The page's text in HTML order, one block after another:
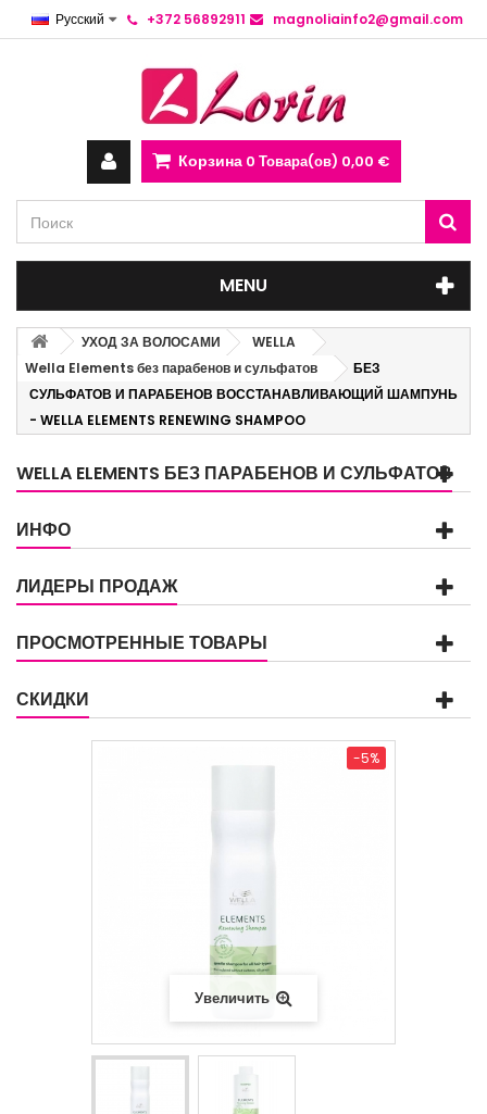
Русский +372 56892911 magnoliainfo2@gmail.com
Корзина 0 Товара(ов) 0,00 €
MENU
УХОД ЗА ВОЛОСАМИ
WELLA
Wella Elements без парабенов и сульфатов
БЕЗ
СУЛЬФАТОВ И ПАРАБЕНОВ ВОССТАНАВЛИВАЮЩИЙ ШАМПУНЬ
- WELLA ELEMENTS RENEWING SHAMPOO
WELLA ELEMENTS БЕЗ ПАРАБЕНОВ И СУЛЬФАТОВ
ИНФО
ЛИДЕРЫ ПРОДАЖ
ПРОСМОТРЕННЫЕ ТОВАРЫ
СКИДКИ
-5%
Увеличить